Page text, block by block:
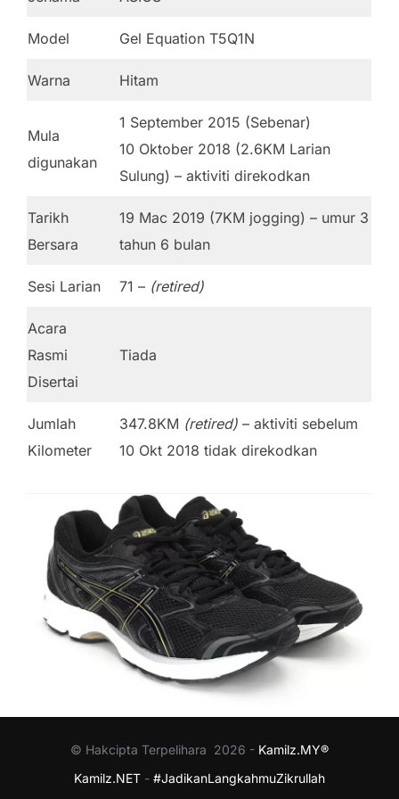
Model Gel Equation T5Q1N
Warna Hitam
Mula
digunakan
1 September 2015 (Sebenar)
10 Oktober 2018 (2.6KM Larian
Sulung) – aktiviti direkodkan
Tarikh
Bersara
19 Mac 2019 (7KM jogging) – umur 3
tahun 6 bulan
Sesi Larian 71 – (retired)
Acara
Rasmi
Disertai
Tiada
Jumlah
Kilometer
347.8KM (retired) – aktiviti sebelum
10 Okt 2018 tidak direkodkan
© Hakcipta Terpelihara 2026 - Kamilz.MY®
Kamilz.NET - #JadikanLangkahmuZikrullah